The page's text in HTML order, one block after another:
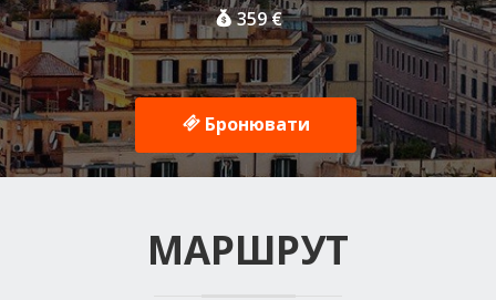
359 €
Бронювати
МАРШРУТ